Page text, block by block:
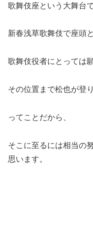
歌舞伎座という大舞台
新春浅草歌舞伎で座頭
歌舞伎役者にとっては
その位置まで松也が登
ってことだから、
そこに至るには相当の
思います。